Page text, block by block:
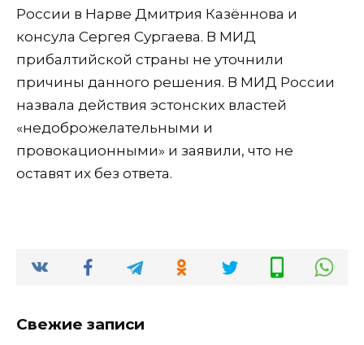
России в Нарве Дмитрия Казённова и
консула Сергея Сургаева. В МИД
прибалтийской страны не уточнили
причины данного решения. В МИД России
назвала действия эстонских властей
«недоброжелательными и
провокационными» и заявили, что не
оставят их без ответа.
Свежие записи